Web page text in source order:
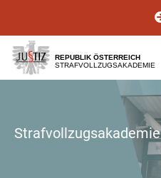
[1]
[2]
[3]
REPUBLIK ÖSTERREICH
STRAFVOLLZUGSAKADEMIE
Strafvollzugsakademie